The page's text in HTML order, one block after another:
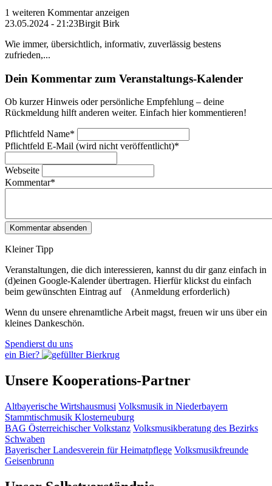
1 weiteren Kommentar anzeigen
23.05.2024 - 21:23Birgit Birk
Wie immer, übersichtlich, informativ, zuverlässig bestens
zufrieden,...
Dein Kommentar zum Veranstaltungs-Kalender
Ob kurzer Hinweis oder persönliche Empfehlung – deine
Rückmeldung hilft anderen weiter. Einfach hier kommentieren!
Pflichtfeld Name*
Pflichtfeld E-Mail (wird nicht veröffentlicht)*
Webseite
Kommentar*
Kleiner Tipp
Veranstaltungen, die dich interessieren, kannst du dir ganz einfach in
(d)einen Google-Kalender übertragen. Hierfür klickst du einfach
beim gewünschten Eintrag auf
(Anmeldung erforderlich)
Wenn du unsere ehrenamtliche Arbeit magst, freuen wir uns über ein
kleines Dankeschön.
Spendierst du uns
ein Bier?
Unsere Kooperations-Partner
Altbayerische Wirtshausmusi Volksmusik in Niederbayern
Stammtischmusik Klosterneuburg
BAG Österreichischer Volkstanz Volksmusikberatung des Bezirks
Schwaben
Bayerischer Landesverein für Heimatpflege Volksmusikfreunde
Geisenbrunn